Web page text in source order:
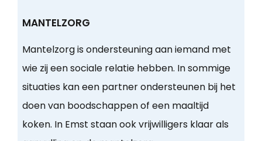
MANTELZORG
Mantelzorg is ondersteuning aan iemand met
wie zij een sociale relatie hebben. In sommige
situaties kan een partner ondersteunen bij het
doen van boodschappen of een maaltijd
koken. In Emst staan ook vrijwilligers klaar als